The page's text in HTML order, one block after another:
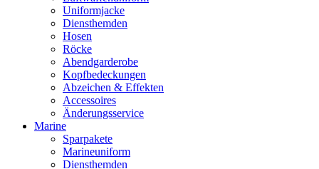
Uniformjacke
Diensthemden
Hosen
Röcke
Abendgarderobe
Kopfbedeckungen
Abzeichen & Effekten
Accessoires
Änderungsservice
Marine
Sparpakete
Marineuniform
Diensthemden